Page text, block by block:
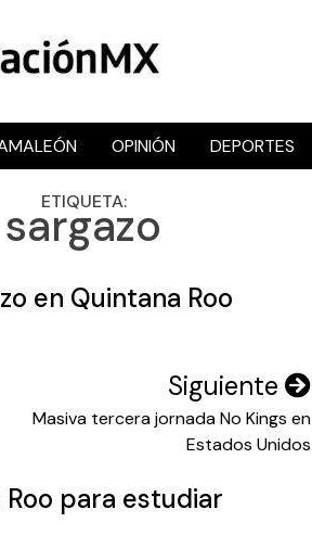
e independienteOPINIÓN DEPORTES
ETIQUETA:
sargazo
en Quintana Roo
Siguiente
Masiva tercera jornada No Kings en
Estados Unidos
para estudiar